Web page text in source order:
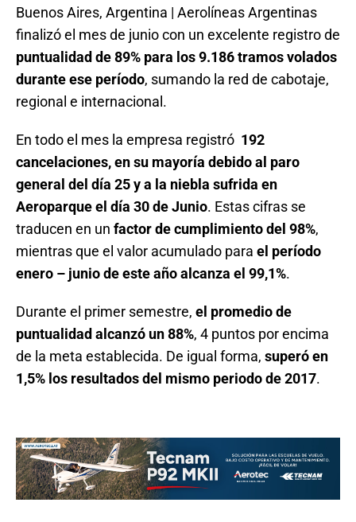
Buenos Aires, Argentina | Aerolíneas Argentinas
finalizó el mes de junio con un excelente registro de
puntualidad de 89% para los 9.186 tramos volados
durante ese período, sumando la red de cabotaje,
regional e internacional.
En todo el mes la empresa registró 192
cancelaciones, en su mayoría debido al paro
general del día 25 y a la niebla sufrida en
Aeroparque el día 30 de Junio. Estas cifras se
traducen en un factor de cumplimiento del 98%,
mientras que el valor acumulado para el período
enero – junio de este año alcanza el 99,1%.
Durante el primer semestre, el promedio de
puntualidad alcanzó un 88%, 4 puntos por encima
de la meta establecida. De igual forma, superó en
1,5% los resultados del mismo periodo de 2017.